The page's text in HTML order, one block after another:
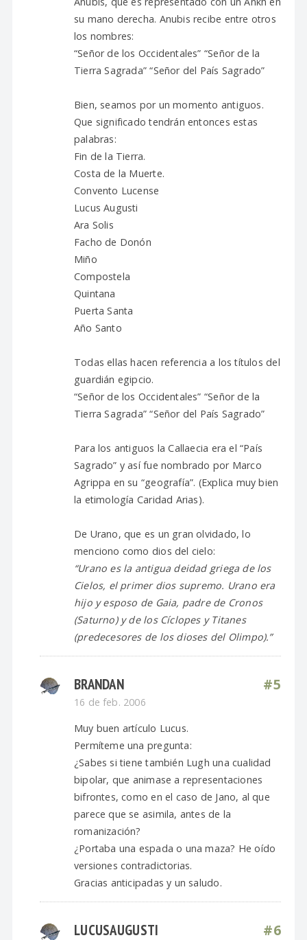
su mano derecha. Anubis recibe entre otros
los nombres:
“Señor de los Occidentales” “Señor de la
Tierra Sagrada” “Señor del País Sagrado”
Bien, seamos por un momento antiguos.
Que significado tendrán entonces estas
palabras:
Fin de la Tierra.
Costa de la Muerte.
Convento Lucense
Lucus Augusti
Ara Solis
Facho de Donón
Miño
Compostela
Quintana
Puerta Santa
Año Santo
Todas ellas hacen referencia a los títulos del
guardián egipcio.
“Señor de los Occidentales” “Señor de la
Tierra Sagrada” “Señor del País Sagrado”
Para los antiguos la Callaecia era el “País
Sagrado” y así fue nombrado por Marco
Agrippa en su “geografía”. (Explica muy bien
la etimología Caridad Arias).
De Urano, que es un gran olvidado, lo
menciono como dios del cielo:
“Urano es la antigua deidad griega de los
Cielos, el primer dios supremo. Urano era
hijo y esposo de Gaia, padre de Cronos
(Saturno) y de los Cíclopes y Titanes
(predecesores de los dioses del Olimpo).”
#5
BRANDAN
16 de feb. 2006
Muy buen artículo Lucus.
Permíteme una pregunta:
¿Sabes si tiene también Lugh una cualidad
bipolar, que animase a representaciones
bifrontes, como en el caso de Jano, al que
parece que se asimila, antes de la
romanización?
¿Portaba una espada o una maza? He oído
versiones contradictorias.
Gracias anticipadas y un saludo.
#6
LUCUSAUGUSTI